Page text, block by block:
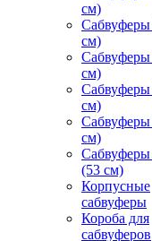
см)
см)
см)
см)
см)
Сабвуферы
(53 см)
Корпусные
сабвуферы
Короба для
сабвуферов